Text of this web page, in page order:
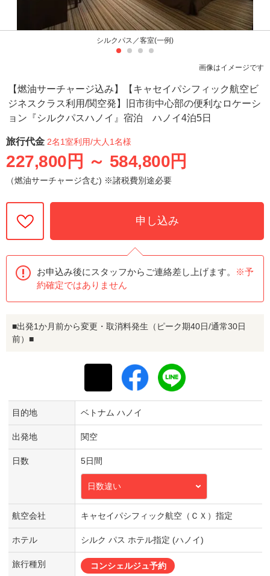
シルクパス／客室(一例)
画像はイメージです
【燃油サーチャージ込み】【キャセイパシフィック航空ビ
ジネスクラス利用/関空発】旧市街中心部の便利なロケーシ
ョン『シルクパスハノイ』宿泊 ハノイ4泊5日
旅行代金 2名1室利用/大人1名様
227,800円 ～ 584,800円
（燃油サーチャージ含む) ※諸税費別途必要
申し込み
お申込み後にスタッフからご連絡差し上げます。
※予
約確定ではありません
■出発1か月前から変更・取消料発生（ピーク期40日/通常30日
前）■
目的地 ベトナム ハノイ
出発地 関空
日数 5日間
日数違い
航空会社 キャセイパシフィック航空（ＣＸ）指定
ホテル シルク パス ホテル指定 (ハノイ)
旅行種別 コンシェルジュ予約